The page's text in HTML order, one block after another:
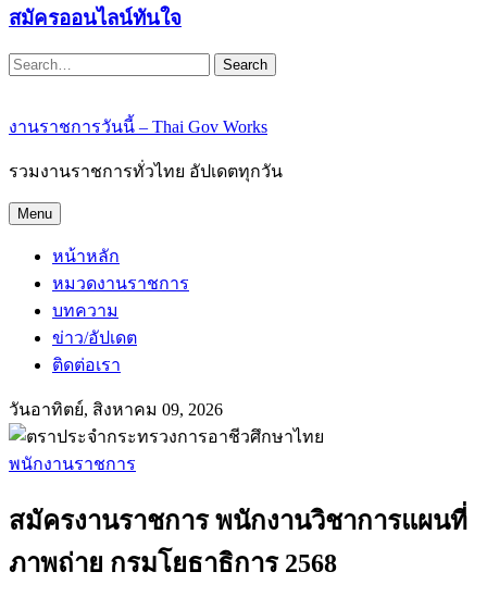
สมัครออนไลน์ทันใจ
Search
งานราชการวันนี้ – Thai Gov Works
รวมงานราชการทั่วไทย อัปเดตทุกวัน
Menu
หน้าหลัก
หมวดงานราชการ
บทความ
ข่าว/อัปเดต
ติดต่อเรา
วันอาทิตย์, สิงหาคม 09, 2026
พนักงานราชการ
สมัครงานราชการ พนักงานวิชาการแผนที่
ภาพถ่าย กรมโยธาธิการ 2568